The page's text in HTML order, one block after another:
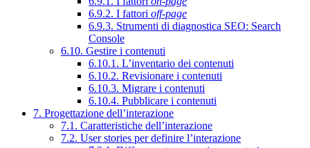
6.9.2. I fattori off-page
6.9.3. Strumenti di diagnostica SEO: Search
Console
6.10. Gestire i contenuti
6.10.1. L’inventario dei contenuti
6.10.2. Revisionare i contenuti
6.10.3. Migrare i contenuti
6.10.4. Pubblicare i contenuti
7. Progettazione dell’interazione
7.1. Caratteristiche dell’interazione
7.2. User stories per definire l’interazione